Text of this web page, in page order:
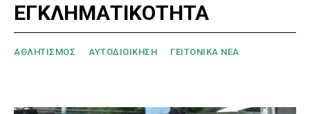
ΕΓΚΛΗΜΑΤΙΚΟΤΗΤΑ
ΑΘΛΗΤΙΣΜΟΣ ΑΥΤΟΔΙΟΙΚΗΣΗ ΓΕΙΤΟΝΙΚΑ ΝΕΑ